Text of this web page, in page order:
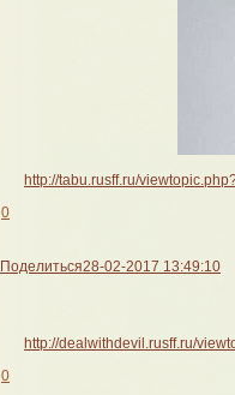
http://tabu.rusff.ru/
0
Поделиться28-02-2017 13:49:10
http://dealwithdevil.rusff.ru/
0